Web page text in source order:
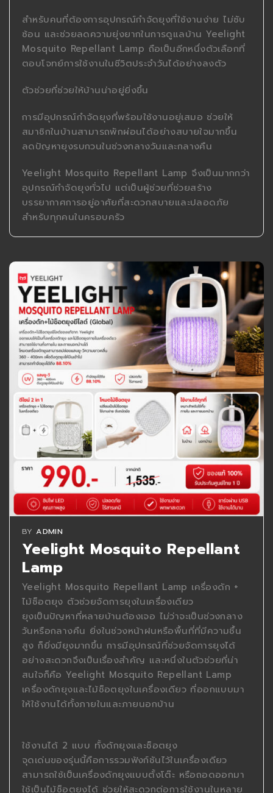
สำหรับคนที่ต้องการอุปกรณ์กำจัดยุงที่ใช้งานง่าย ไม่ซับ
ซ้อน และช่วยลดความยุ่งยากในการดูแลบ้าน Yeelight
Mosquito Repellant Lamp ถือเป็นอีกหนึ่งตัวเลือกที่
ตอบโจทย์การใช้งานในชีวิตประจำวันได้อย่างลงตัว
ตัวช่วยที่ช่วยให้บ้านน่าอยู่ยิ่งขึ้น
การมีอุปกรณ์กำจัดยุงที่พร้อมใช้งานอยู่เสมอ ช่วยให้
สมาชิกในบ้านสามารถพักผ่อนได้อย่างสบายใจมากขึ้น
ลดปัญหายุงรบกวนในช่วงกลางวันและกลางคืน
Yeelight Mosquito Repellant Lamp จึงเป็นมากกว่า
อุปกรณ์กำจัดยุงทั่วไป แต่เป็นผู้ช่วยที่ช่วยสร้าง
บรรยากาศการอยู่อาศัยที่สะดวกสบายและปลอดภัย
สำหรับทุกคนในครอบครัว
BY ADMIN
Yeelight Mosquito Repellant
Lamp
Yeelight Mosquito Repellant Lamp เครื่องดัก +
ไม้ช็อตยุง ตัวช่วยจัดการยุงในเครื่องเดียว
ยุงเป็นปัญหาที่หลายบ้านต้องเจอ ไม่ว่าจะเป็นช่วงกลาง
วันหรือกลางคืน ยิ่งในช่วงหน้าฝนหรือพื้นที่ที่มีความชื้น
สูง ก็ยิ่งมียุงมากขึ้น การมีอุปกรณ์ที่ช่วยจัดการยุงได้
อย่างสะดวกจึงเป็นเรื่องสำคัญ และหนึ่งในตัวช่วยที่น่า
สนใจก็คือ Yeelight Mosquito Repellant Lamp
เครื่องดักยุงและไม้ช็อตยุงในเครื่องเดียว ที่ออกแบบมา
ให้ใช้งานได้ทั้งภายในและภายนอกบ้าน
ใช้งานได้ 2 แบบ ทั้งดักยุงและช็อตยุง
จุดเด่นของรุ่นนี้คือการรวมฟังก์ชันไว้ในเครื่องเดียว
สามารถใช้เป็นเครื่องดักยุงแบบตั้งโต๊ะ หรือถอดออกมา
ใช้เป็นไม้ช็อตยุงได้ ช่วยให้สะดวกต่อการใช้งานในหลาย